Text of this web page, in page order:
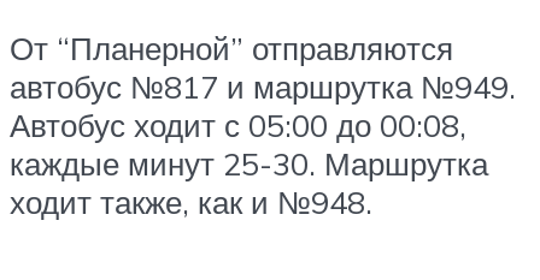
От “Планерной” отправляются
автобус №817 и маршрутка №949.
Автобус ходит с 05:00 до 00:08,
каждые минут 25-30. Маршрутка
ходит также, как и №948.